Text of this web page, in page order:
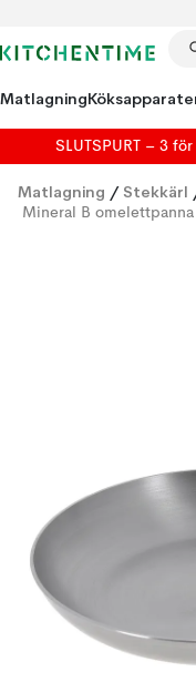
Matlagning
SLUTSPURT – 3
Matlagning / Stekkärl
Mineral B omelettpanna